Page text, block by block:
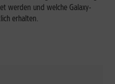
werden und welche Galaxy-
erhalten.